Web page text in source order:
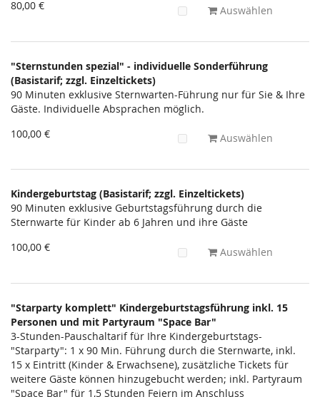
80,00 €
Auswählen
"Sternstunden spezial" - individuelle Sonderführung
(Basistarif; zzgl. Einzeltickets)
90 Minuten exklusive Sternwarten-Führung nur für Sie & Ihre
Gäste. Individuelle Absprachen möglich.
100,00 €
Auswählen
Kindergeburtstag (Basistarif; zzgl. Einzeltickets)
90 Minuten exklusive Geburtstagsführung durch die
Sternwarte für Kinder ab 6 Jahren und ihre Gäste
100,00 €
Auswählen
"Starparty komplett" Kindergeburtstagsführung inkl. 15
Personen und mit Partyraum "Space Bar"
3-Stunden-Pauschaltarif für Ihre Kindergeburtstags-
"Starparty": 1 x 90 Min. Führung durch die Sternwarte, inkl.
15 x Eintritt (Kinder & Erwachsene), zusätzliche Tickets für
weitere Gäste können hinzugebucht werden; inkl. Partyraum
"Space Bar" für 1,5 Stunden Feiern im Anschluss